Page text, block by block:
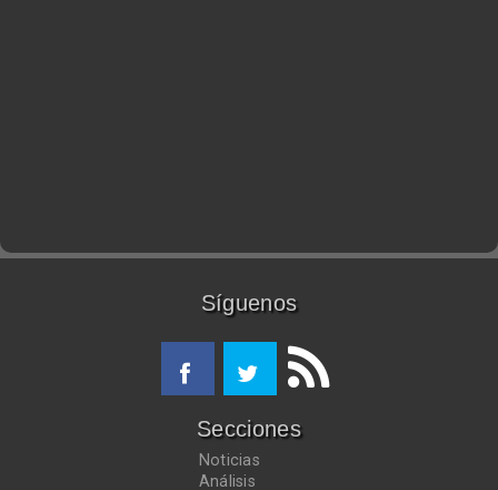
Síguenos
Secciones
Noticias
Análisis